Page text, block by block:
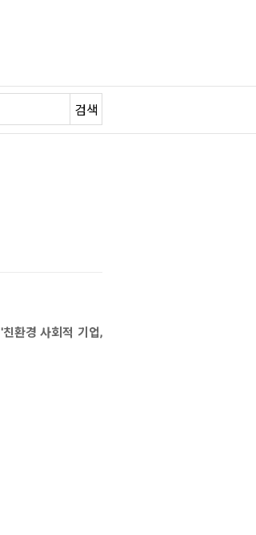
검색
'친환경 사회적 기업,